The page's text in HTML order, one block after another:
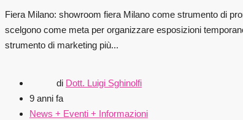
Fiera Milano: showroom fiera Milano come strumento di
scelgono come meta per organizzare esposizioni
strumento di marketing più...
di Dott. Luigi Sghinolfi
9 anni fa
News + Eventi + Informazioni